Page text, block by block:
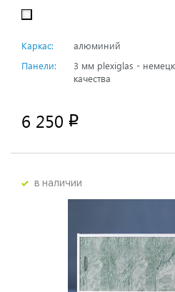
Каркас:
алюминий
Панели:
3 мм plexiglas -
качества
6 250 p
в наличии